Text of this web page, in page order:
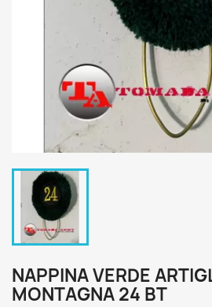
NAPPINA VERDE
MONTAGNA 24 BT